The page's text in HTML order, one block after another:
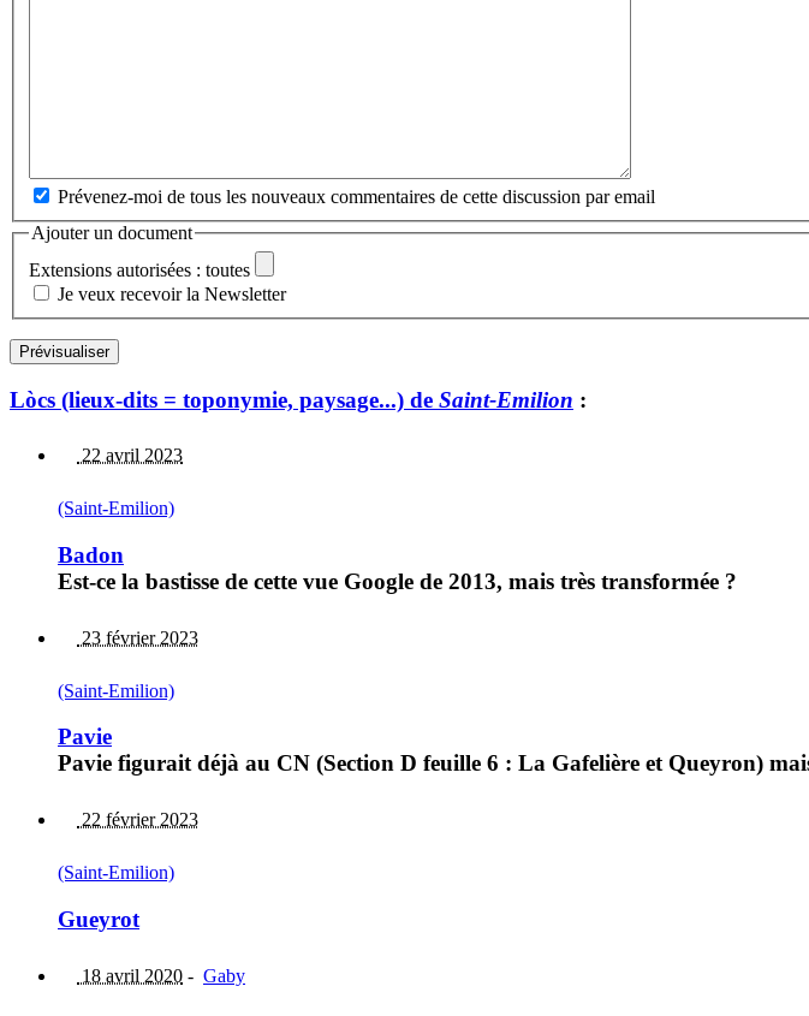
Prévenez-moi de tous les nouveaux commentaires de cette discussion par email
Ajouter un document
Extensions autorisées : toutes
Je veux recevoir la Newsletter
Lòcs (lieux-dits = toponymie, paysage...) de Saint-Emilion :
22 avril 2023
(Saint-Emilion)
Badon
Est-ce la bastisse de cette vue Google de 2013, mais très transformée ?
23 février 2023
(Saint-Emilion)
Pavie
Pavie figurait déjà au CN (Section D feuille 6 : La Gafelière et Queyron)
22 février 2023
(Saint-Emilion)
Gueyrot
18 avril 2020 - Gaby